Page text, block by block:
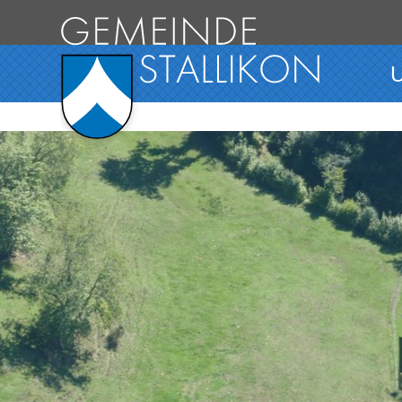
Hauptnavigation